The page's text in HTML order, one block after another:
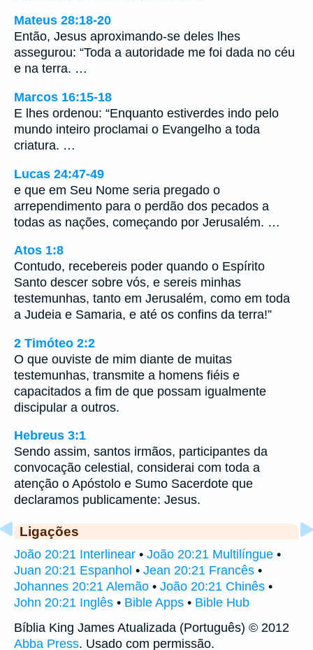
Mateus 28:18-20
Então, Jesus aproximando-se deles lhes
assegurou: “Toda a autoridade me foi dada no céu
e na terra. …
Marcos 16:15-18
E lhes ordenou: “Enquanto estiverdes indo pelo
mundo inteiro proclamai o Evangelho a toda
criatura. …
Lucas 24:47-49
e que em Seu Nome seria pregado o
arrependimento para o perdão dos pecados a
todas as nações, começando por Jerusalém. …
Atos 1:8
Contudo, recebereis poder quando o Espírito
Santo descer sobre vós, e sereis minhas
testemunhas, tanto em Jerusalém, como em toda
a Judeia e Samaria, e até os confins da terra!”
2 Timóteo 2:2
O que ouviste de mim diante de muitas
testemunhas, transmite a homens fiéis e
capacitados a fim de que possam igualmente
discipular a outros.
Hebreus 3:1
Sendo assim, santos irmãos, participantes da
convocação celestial, considerai com toda a
atenção o Apóstolo e Sumo Sacerdote que
declaramos publicamente: Jesus.
Ligações
João 20:21 Interlinear • João 20:21 Multilíngue •
Juan 20:21 Espanhol • Jean 20:21 Francês •
Johannes 20:21 Alemão • João 20:21 Chinês •
John 20:21 Inglês • Bible Apps • Bible Hub
Bíblia King James Atualizada (Português) © 2012
Abba Press. Usado com permissão.